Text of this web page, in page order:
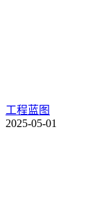
工程蓝图
2025-05-01